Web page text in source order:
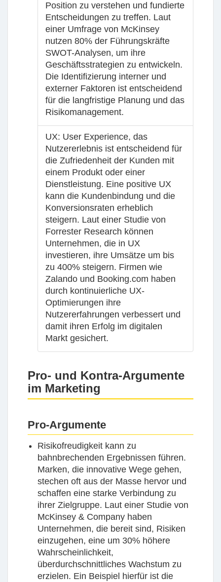
Position zu verstehen und fundierte
Entscheidungen zu treffen. Laut
einer Umfrage von McKinsey
nutzen 80% der Führungskräfte
SWOT-Analysen, um ihre
Geschäftsstrategien zu entwickeln.
Die Identifizierung interner und
externer Faktoren ist entscheidend
für die langfristige Planung und das
Risikomanagement.
UX: User Experience, das
Nutzererlebnis ist entscheidend für
die Zufriedenheit der Kunden mit
einem Produkt oder einer
Dienstleistung. Eine positive UX
kann die Kundenbindung und die
Konversionsraten erheblich
steigern. Laut einer Studie von
Forrester Research können
Unternehmen, die in UX
investieren, ihre Umsätze um bis
zu 400% steigern. Firmen wie
Zalando und Booking.com haben
durch kontinuierliche UX-
Optimierungen ihre
Nutzererfahrungen verbessert und
damit ihren Erfolg im digitalen
Markt gesichert.
Pro- und Kontra-Argumente
im Marketing
Pro-Argumente
Risikofreudigkeit kann zu
bahnbrechenden Ergebnissen führen.
Marken, die innovative Wege gehen,
stechen oft aus der Masse hervor und
schaffen eine starke Verbindung zu
ihrer Zielgruppe. Laut einer Studie von
McKinsey & Company haben
Unternehmen, die bereit sind, Risiken
einzugehen, eine um 30% höhere
Wahrscheinlichkeit,
überdurchschnittliches Wachstum zu
erzielen. Ein Beispiel hierfür ist die